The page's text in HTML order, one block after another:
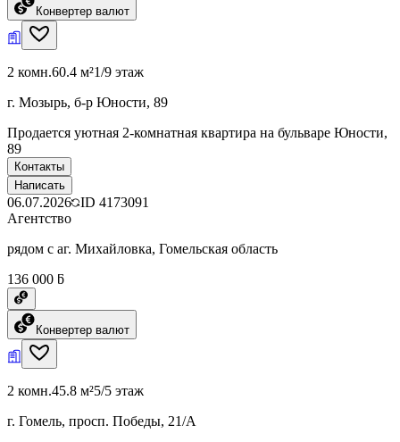
Конвертер валют
2 комн.60.4 м²1/9 этаж
г. Мозырь, б-р Юности, 89
Продается уютная 2-комнатная квартира на бульваре Юности,
89
Контакты
Написать
06.07.2026 ID 4173091
Агентство
рядом с аг. Михайловка, Гомельская область
136 000 ƃ
Конвертер валют
2 комн.45.8 м²5/5 этаж
г. Гомель, просп. Победы, 21/А